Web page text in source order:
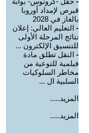
قبرص لإمداد أوروبا
بالغاز في 2028
- التعليم العالي: إعلان
نتائج المرحلة الأولى
للتنسيق الإلكترون ...
- النقل تطلق مادة
فيلمية للتوعية من
مخاطر السلوكيات
السلبية ال ...
المزيد.....
المزيد.....